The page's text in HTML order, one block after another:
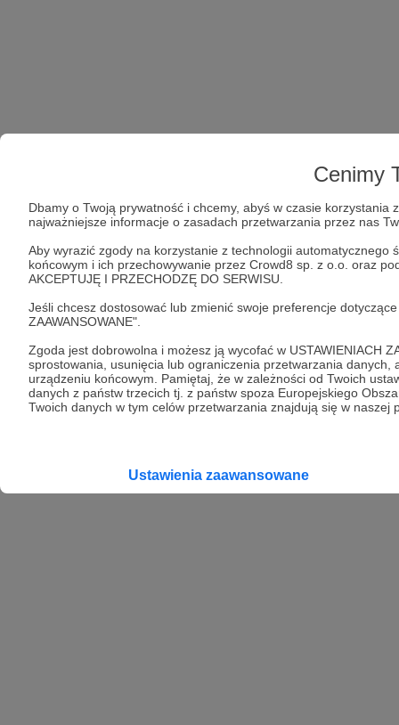
Cenimy
Dbamy o Twoją prywatność i chcemy, abyś w czasie korzystania
najważniejsze informacje o zasadach przetwarzania przez nas
Aby wyrazić zgody na korzystanie z technologii
końcowym i ich przechowywanie przez Crowd8 sp. z o.o. oraz
AKCEPTUJĘ I PRZECHODZĘ DO SERWISU.
Jeśli chcesz dostosować lub zmienić swoje preferencje
ZAAWANSOWANE".
Zgoda jest dobrowolna i możesz ją wycofać w USTAWIENIACH
sprostowania, usunięcia lub ograniczenia przetwarzania
urządzeniu końcowym. Pamiętaj, że w zależności od Twoich
danych z państw trzecich tj. z państw spoza Europejskiego
Twoich danych w tym celów przetwarzania znajdują się w naszej
Ustawienia zaawansowane